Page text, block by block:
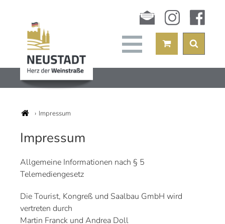
Newsletterinstagramfacebook
Impressum
Impressum
Allgemeine Informationen nach § 5
Telemediengesetz
Die Tourist, Kongreß und Saalbau GmbH wird
vertreten durch
Martin Franck und Andrea Doll